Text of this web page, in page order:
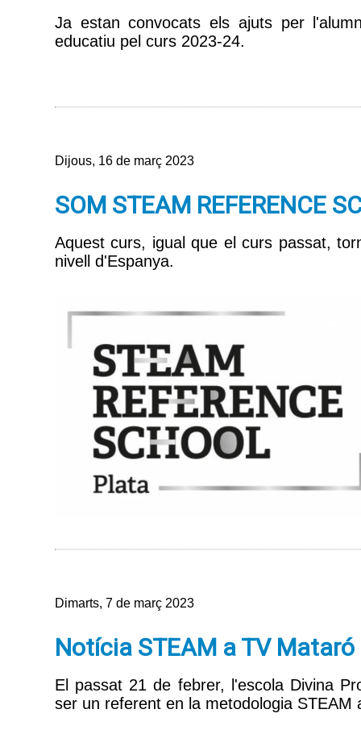
Ja estan convocats els ajuts per
educatiu pel curs 2023-24.
Dijous, 16 de març 2023
SOM STEAM REFERENCE
Aquest curs, igual que el curs passat,
nivell d'Espanya.
Dimarts, 7 de març 2023
Notícia STEAM a TV Mataró
El passat 21 de febrer, l'escola Divina
ser un referent en la metodologia STEAM